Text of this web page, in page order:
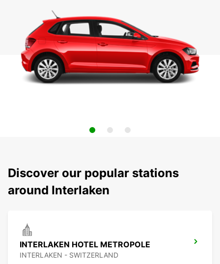
Discover our popular stations
around Interlaken
INTERLAKEN HOTEL METROPOLE
INTERLAKEN - SWITZERLAND